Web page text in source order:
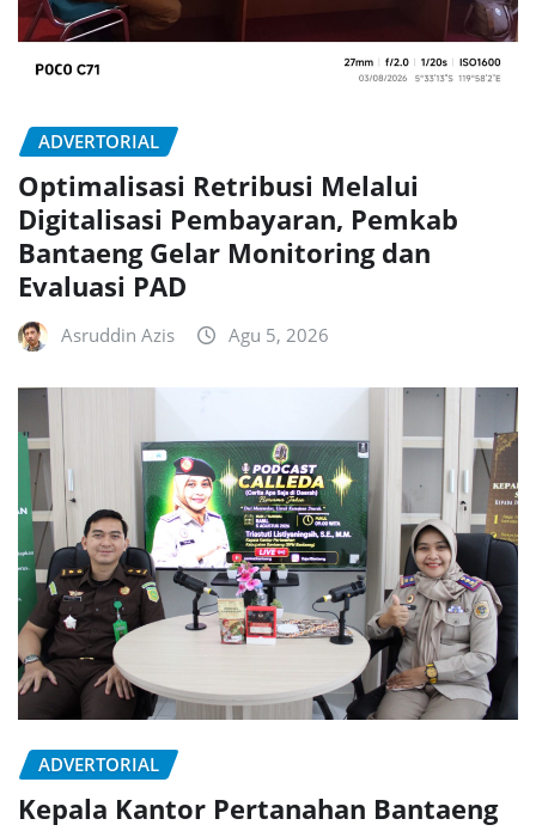
ADVERTORIAL
Optimalisasi Retribusi Melalui
Digitalisasi Pembayaran, Pemkab
Bantaeng Gelar Monitoring dan
Evaluasi PAD
Asruddin Azis Agu 5, 2026
ADVERTORIAL
Kepala Kantor Pertanahan Bantaeng